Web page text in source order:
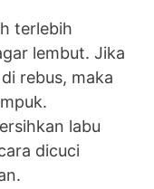
terlebih
lembut. Jika
rebus, maka
labu
dicuci